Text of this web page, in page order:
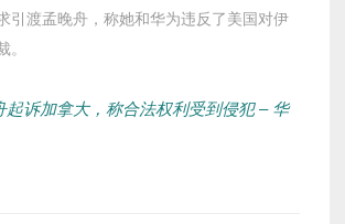
引渡孟晚舟，称她和华为违反了美国对伊
。
起诉加拿大，称合法权利受到侵犯 – 华